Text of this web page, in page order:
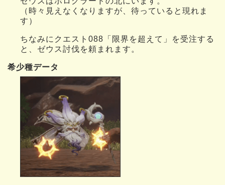
（時々見えなくなりますが、待っていると現れま
す）
ちなみにクエスト088「限界を超えて」を受注する
と、ゼウス討伐を頼まれます。
希少種データ